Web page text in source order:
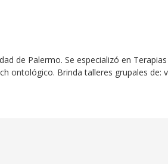
de Palermo. Se especializó en
ontológico. Brinda talleres grupales de: